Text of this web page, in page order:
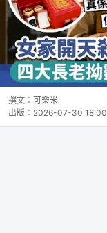
撰文： 可樂米
出版： 2026-07-30 18:00